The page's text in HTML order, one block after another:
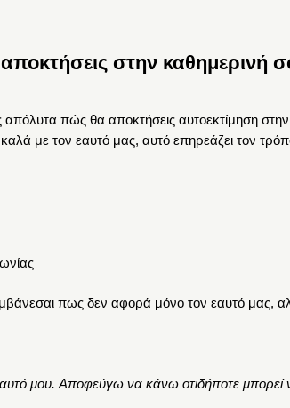
στην καθημερινή
απόλυτα πώς θα αποκτήσεις αυτοεκτίμηση
με τον εαυτό μας, αυτό επηρεάζει τον
πως δεν αφορά μόνο τον εαυτό μας,
μου.Αποφεύγω να κάνω οτιδήποτεμπορεί